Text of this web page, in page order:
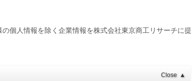
個人情報を除く企業情報を株式会社東京商工リサーチに提
Close ▲